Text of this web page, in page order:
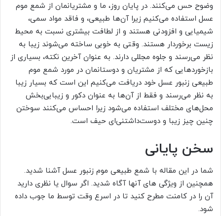
وضوح حس می‌کنند. در پایان روز، ما و مشتریانمان از شمع موم
عسل استفاده می‌کنیم زیرا آن‌ها طبیعی، و فاقد مواد سمی،
شیمیایی و افزودنی هستند و از لطافت بیشتری نسبت به محیط
زیست برخوردار هستند. وقتی به خوبی ساخته می‌شوند زیبا به
نظر می‌رسند و جلوه مجللی دارند. به عنوان آخرین نکته، بسیاری از
بازخوردهایی که از مشتریان و دوستانمان در مورد شمع موم
طبیعی زنبور عسل خود دریافت می‌کنیم این است که بسیار زیبا
به نظر می‌رسند و فقط از آن‌ها به عنوان دکور و زیبایی‌بخش
محل‌های مختلف استفاده می‌شود زیرا احساس می‌کنند سوختن
چنین چیز زیبا و دوست‌داشتنی‌ای حیف است.
سخن پایانی
شما در این مقاله با شمع طبیعی موم زنبور عسل آشنا شدید.
همچنین از ویژگی های آنها آگاه شدید. اگر سوال یا نظری دارید
آن را در کامنت مطرح کنید تا در اسرع وقت توسط ما جوب داده
شود.